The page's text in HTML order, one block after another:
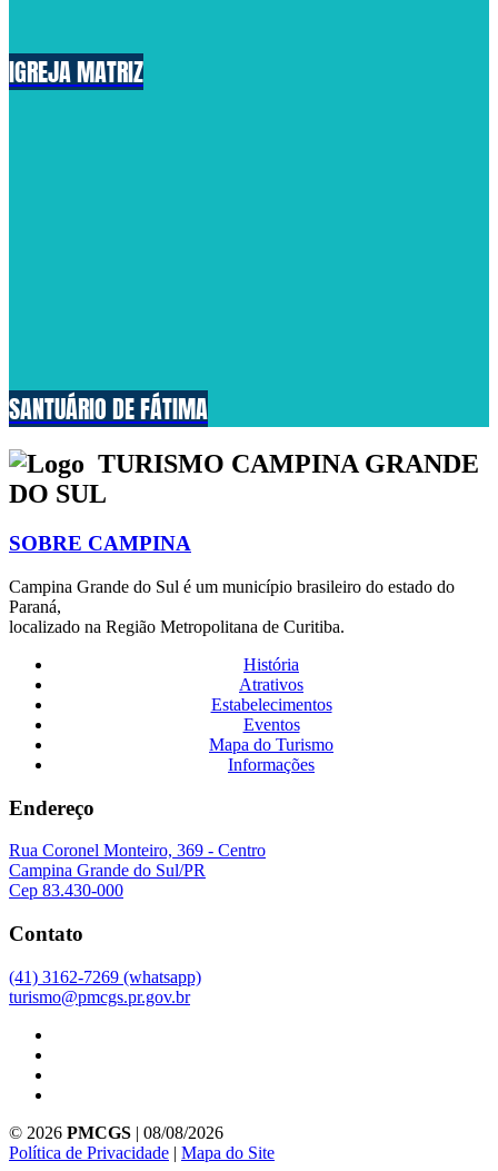
IGREJA MATRIZ
SANTUÁRIO DE FÁTIMA
TURISMO CAMPINA GRANDE
DO SUL
SOBRE CAMPINA
Campina Grande do Sul é um município brasileiro do estado do
Paraná,
localizado na Região Metropolitana de Curitiba.
História
Atrativos
Estabelecimentos
Eventos
Mapa do Turismo
Informações
Endereço
Rua Coronel Monteiro, 369 - Centro
Campina Grande do Sul/PR
Cep 83.430-000
Contato
(41) 3162-7269 (whatsapp)
turismo@pmcgs.pr.gov.br
© 2026 PMCGS | 08/08/2026
Política de Privacidade | Mapa do Site